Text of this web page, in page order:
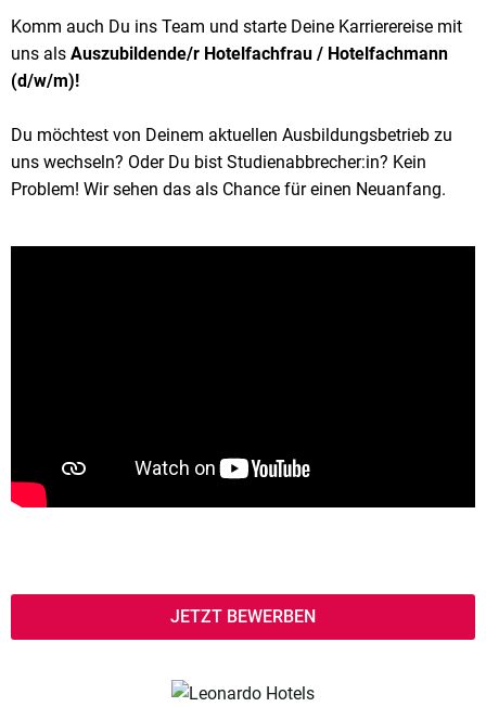
Komm auch Du ins Team und starte Deine Karrierereise mit
uns als Auszubildende/r Hotelfachfrau / Hotelfachmann
(d/w/m)!
Du möchtest von Deinem aktuellen Ausbildungsbetrieb zu
uns wechseln? Oder Du bist Studienabbrecher:in? Kein
Problem! Wir sehen das als Chance für einen Neuanfang.
JETZT BEWERBEN